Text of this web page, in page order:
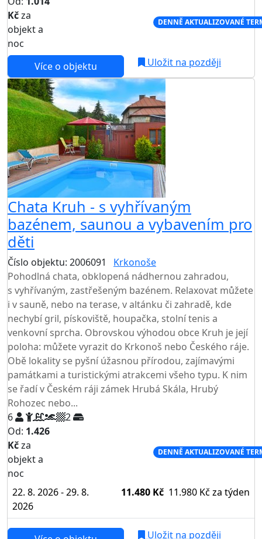
Kčza
objekt a
noc
DENNĚ AKTUALIZOVANÉ
Více o objektu
Uložit na později
Chata Kruh - s vyhřívaným
bazénem, saunou a vybavením pro
děti
Číslo objektu: 2006091 Krkonoše
Pohodlná chata, obklopená nádhernou zahradou,
s vyhřívaným, zastřešeným bazénem. Relaxovat můžete
i v sauně, nebo na terase, v altánku či zahradě, kde
nechybí gril, pískoviště, houpačka, stolní tenis a
venkovní sprcha. Obrovskou výhodou obce Kruh je její
poloha: můžete vyrazit do Krkonoš nebo Českého ráje.
Obě lokality se pyšní úžasnou přírodou, zajímavými
památkami a turistickými atrakcemi všeho typu. K nim
se řadí v Českém ráji zámek Hrubá Skála, Hrubý
Rohozec nebo...
6
2
Od: 1.426
Kčza
objekt a
noc
DENNĚ AKTUALIZOVANÉ
22. 8. 2026 - 29. 8.
2026
11.480 Kč 11.980 Kč za týden
Uložit na později